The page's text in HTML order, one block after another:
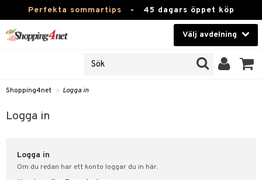
Perfekta sommartips - 45 dagars öppet köp
Välj avdelning
Kontaktlinser
Hälsokost
Fitness
Shopping4net » Logga in
Logga in
Logga in
Om du redan har ett konto loggar du in här.